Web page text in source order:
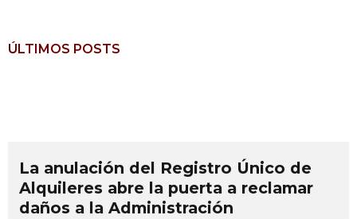
ÚLTIMOS POSTS
La anulación del Registro Único de
Alquileres abre la puerta a reclamar
daños a la Administración